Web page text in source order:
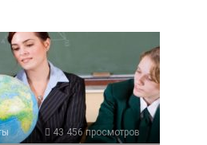
43 456 просмотров